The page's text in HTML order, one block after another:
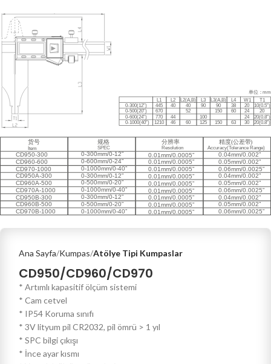
Ana Sayfa Kumpas Atölye Tipi Kumpaslar
CD950/CD960/CD970
* Artımlı kapasitif ölçüm sistemi
* Cam cetvel
* IP54 Koruma sınıfı
* 3V lityum pil CR2032, pil ömrü > 1 yıl
* SPC bilgi çıkışı
* İnce ayar kısmı